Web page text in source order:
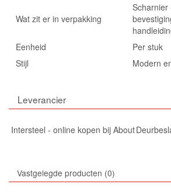
Wat zit er in verpakking
Scharnier
Eenheid
Per stuk
Stijl
Modern
Leverancier
Intersteel - online kopen bij About
Vastgelegde producten 0